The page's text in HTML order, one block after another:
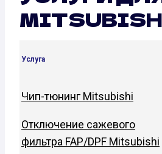
Услуга
Чип-тюнинг Mitsubishi
Отключение сажевого
фильтра FAP/DPF Mitsubishi